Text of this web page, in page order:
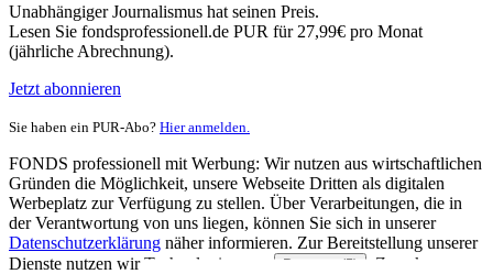
Unabhängiger Journalismus hat seinen Preis.
Lesen Sie fondsprofessionell.de PUR für 27,99€ pro Monat
(jährliche Abrechnung).
Jetzt abonnieren
Sie haben ein PUR-Abo? Hier anmelden.
FONDS professionell mit Werbung: Wir nutzen aus wirtschaftlichen
Gründen die Möglichkeit, unsere Webseite Dritten als digitalen
Werbeplatz zur Verfügung zu stellen. Über Verarbeitungen, die in
der Verantwortung von uns liegen, können Sie sich in unserer
Datenschutzerklärung näher informieren. Zur Bereitstellung unserer
Dienste nutzen wir Technologien von
Partnern (5)
. Zwecke: